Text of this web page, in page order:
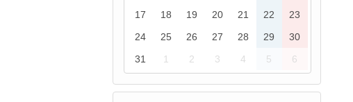
17
18 19 20 21 22
23
24
25 26 27 28 29
30
31
1 2 3 4 5 6